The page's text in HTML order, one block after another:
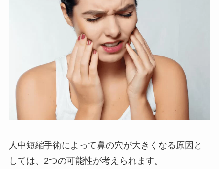
人中短縮手術によって鼻の穴が大きくなる原因と
しては、2つの可能性が考えられます。